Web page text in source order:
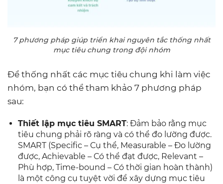
7 phương pháp giúp triển khai nguyên tắc thống nhất
mục tiêu chung trong đội nhóm
Để thống nhất các mục tiêu chung khi làm việc
nhóm, bạn có thể tham khảo 7 phương pháp
sau:
Thiết lập mục tiêu SMART: Đảm bảo rằng mục
tiêu chung phải rõ ràng và có thể đo lường được.
SMART (Specific – Cụ thể, Measurable – Đo lường
được, Achievable – Có thể đạt được, Relevant –
Phù hợp, Time-bound – Có thời gian hoàn thành)
là một công cụ tuyệt vời để xây dựng mục tiêu